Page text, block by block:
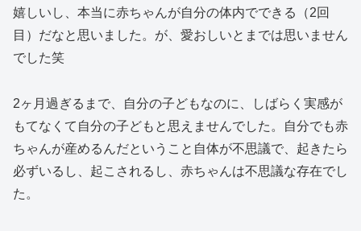
嬉しいし、本当に赤ちゃんが自分の体内でできる（2回
目）だなと思いました。が、愛おしいとまでは思いません
でした笑
2ヶ月過ぎるまで、自分の子どもなのに、しばらく実感が
もてなくて自分の子どもと思えませんでした。自分でも赤
ちゃんが産めるんだということ自体が不思議で、起きたら
必ずいるし、起こされるし、赤ちゃんは不思議な存在でし
た。